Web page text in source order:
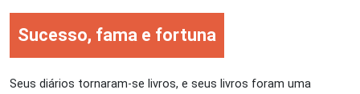
Sucesso, fama e fortuna
Seus diários tornaram-se livros, e seus livros foram uma